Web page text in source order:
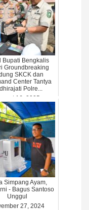
Bupati Bengkalis
Groundbreaking
SKCK dan
Center Tantya
Polre...
16, 2025
Simpang Ayam,
- Bagus Santoso
Unggul
27, 2024